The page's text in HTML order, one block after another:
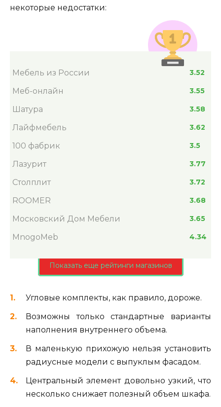
некоторые недостатки:
Мебель из России 3.52
Меб-онлайн 3.55
Шатура 3.58
Лайфмебель 3.62
100 фабрик 3.5
Лазурит 3.77
Столплит 3.72
ROOMER 3.68
Московский Дом Мебели 3.65
MnogoMeb 4.34
Показать еще рейтинги магазинов
Угловые комплекты, как правило, дороже.
Возможны только стандартные варианты
наполнения внутреннего объема.
В маленькую прихожую нельзя установить
радиусные модели с выпуклым фасадом.
Центральный элемент довольно узкий, что
несколько снижает полезный объем шкафа.